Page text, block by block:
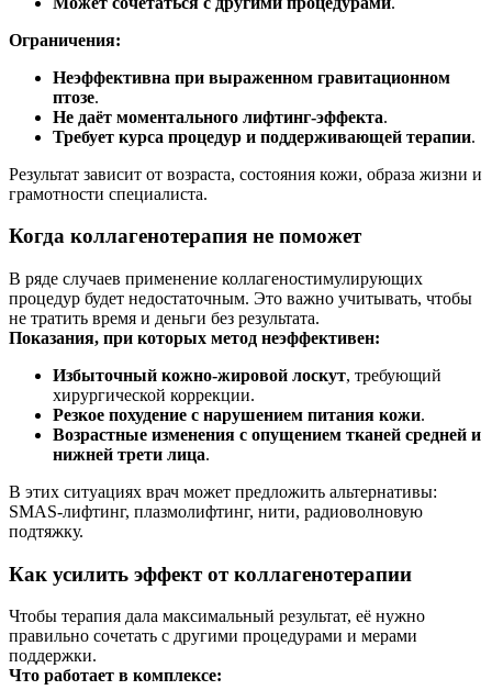
Ограничения:
Неэффективна при выраженном гравитационном
птозе.
Не даёт моментального лифтинг-эффекта.
Требует курса процедур и поддерживающей терапии.
Результат зависит от возраста, состояния кожи, образа жизни и
грамотности специалиста.
Когда коллагенотерапия не поможет
В ряде случаев применение коллагеностимулирующих
процедур будет недостаточным. Это важно учитывать, чтобы
не тратить время и деньги без результата.
Показания, при которых метод неэффективен:
Избыточный кожно-жировой лоскут, требующий
хирургической коррекции.
Резкое похудение с нарушением питания кожи.
Возрастные изменения с опущением тканей средней и
нижней трети лица.
В этих ситуациях врач может предложить альтернативы:
SMAS-лифтинг, плазмолифтинг, нити, радиоволновую
подтяжку.
Как усилить эффект от коллагенотерапии
Чтобы терапия дала максимальный результат, её нужно
правильно сочетать с другими процедурами и мерами
поддержки.
Что работает в комплексе: